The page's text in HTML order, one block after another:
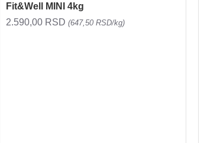
Fit&Well MINI 4kg
2.590,00 RSD (647,50 RSD/kg)